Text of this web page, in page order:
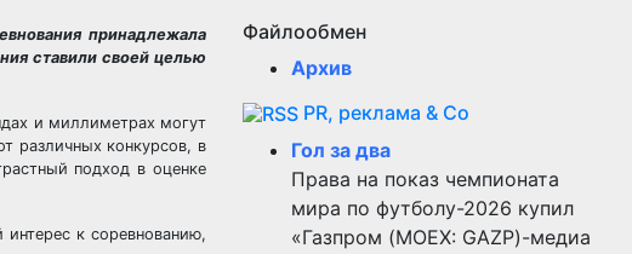
принадлежала
ставили своей целью
и миллиметрах могут
различных конкурсов, в
подход в оценке
к соревнованию,
Файлообмен
Архив
PR, реклама & Co
Гол за два
Права на показ чемпионата
мира по футболу-2026 купил
«Газпром (MOEX: GAZP)-медиа